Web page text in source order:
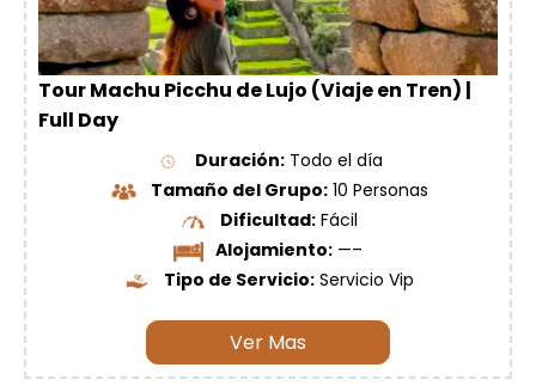
Tour Machu Picchu de Lujo (Viaje en Tren) |
Full Day
Duración: Todo el día
Tamaño del Grupo:10 Personas
Dificultad: Fácil
Alojamiento: —–
Tipo de Servicio: Servicio Vip
Ver Mas